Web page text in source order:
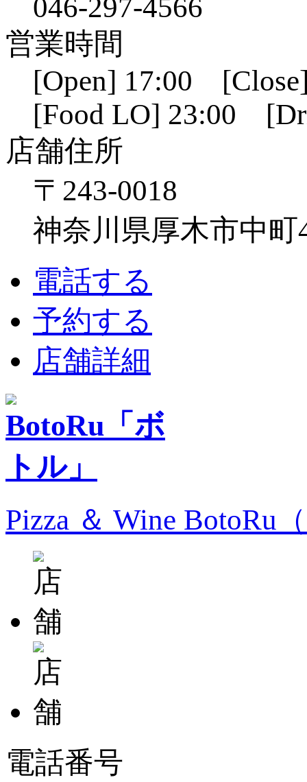
046-297-4566
営業時間
[Open] 17:00
[Food LO] 23:00
店舗住所
〒243-0018
神奈川県厚木市中町
電話する
予約する
店舗詳細
Pizza ＆ Wine BotoRu
電話番号